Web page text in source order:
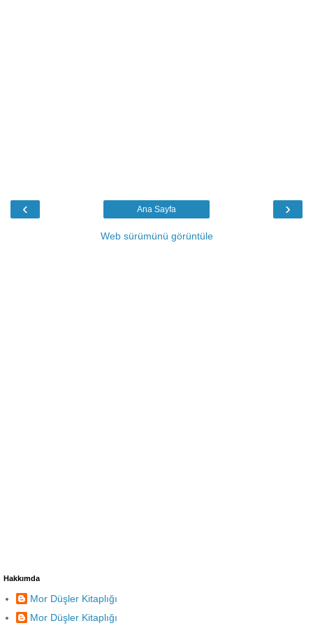
‹ ›
Ana Sayfa
Web sürümünü görüntüle
Hakkımda
Mor Düşler Kitaplığı
Mor Düşler Kitaplığı